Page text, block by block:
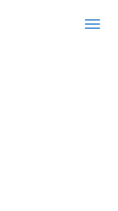
Toggle